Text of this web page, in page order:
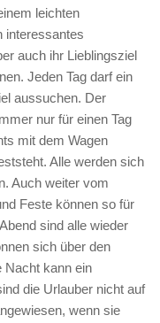
leichten
interessantes
auch ihr Lieblingsziel
Jeden Tag darf ein
aussuchen. Der
nur für einen Tag
mit dem Wagen
Alle werden sich
Auch weiter vom
Feste können so für
sind alle wieder
sich über den
Nacht kann ein
die Urlauber nicht auf
wenn sie